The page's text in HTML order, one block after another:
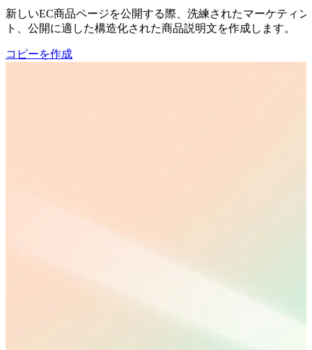
新しいEC商品ページを公開する際、洗練されたマーケティ
ト、公開に適した構造化された商品説明文を作成します。
コピーを作成